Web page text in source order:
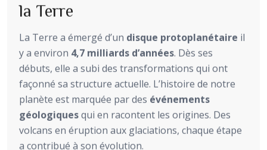
la Terre
La Terre a émergé d’un disque protoplanétaire il
y a environ 4,7 milliards d’années. Dès ses
débuts, elle a subi des transformations qui ont
façonné sa structure actuelle. L’histoire de notre
planète est marquée par des événements
géologiquesqui en racontent les origines. Des
volcans en éruption aux glaciations, chaque étape
a contribué à son évolution.